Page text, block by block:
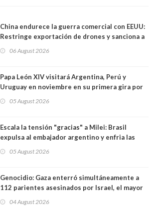
China endurece la guerra comercial con EEUU:
Restringe exportación de drones y sanciona a
06 August 2026
Papa León XIV visitará Argentina, Perú y
Uruguay en noviembre en su primera gira por
05 August 2026
Escala la tensión "gracias" a Milei: Brasil
expulsa al embajador argentino y enfria las
trasandino
05 August 2026
Genocidio: Gaza enterró simultáneamente a
112 parientes asesinados por Israel, el mayor
04 August 2026